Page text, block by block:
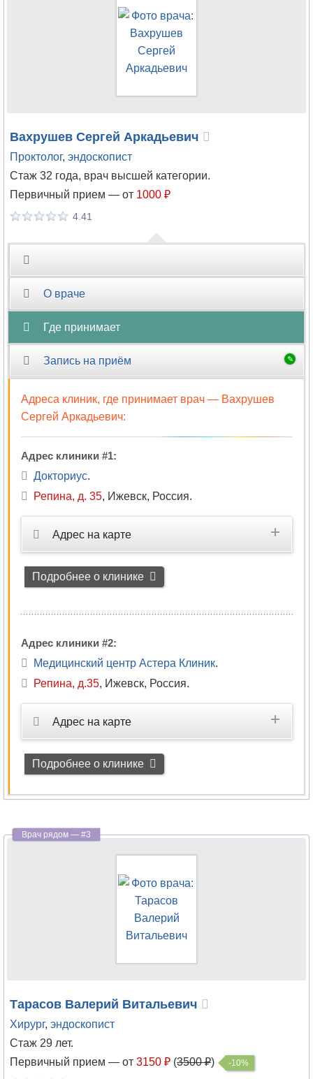
Вахрушев Сергей Аркадьевич
Проктолог, эндоскопист
Стаж 32 года, врач высшей категории.
Первичный прием — от 1000 ₽
4.41
О враче
Где принимает
Запись на приём
Адреса клиник, где принимает врач — Вахрушев
Сергей Аркадьевич:
Адрес клиники #1:
Докториус.
Репина, д. 35, Ижевск, Россия.
Адрес на карте
Подробнее о клинике
Адрес клиники #2:
Медицинский центр Астера Клиник.
Репина, д.35, Ижевск, Россия.
Адрес на карте
Подробнее о клинике
Тарасов Валерий Витальевич
Хирург, эндоскопист
Стаж 29 лет.
Первичный прием — от 3150 ₽ (3500 ₽) -10%